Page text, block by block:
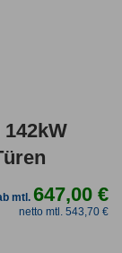
mtl.647,00 €
netto mtl. 543,70 €